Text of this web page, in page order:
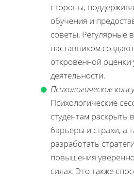
стороны,
обучения и
советы. Регулярные
наставником
откровенной оценки
деятельности.
Психологическое
Психологические
студентам раскрыть
барьеры и страхи, а
разработать
повышения
силах. Это также